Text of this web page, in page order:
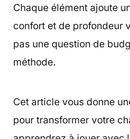
Chaque élément ajoute
confort et de profondeur
pas une question de
méthode.
Cet article vous donne
pour transformer votre